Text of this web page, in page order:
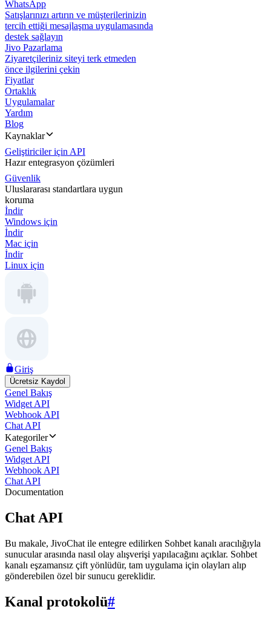
WhatsApp
Satışlarınızı artırın ve müşterilerinizin
tercih ettiği mesajlaşma uygulamasında
destek sağlayın
Jivo Pazarlama
Ziyaretçileriniz siteyi terk etmeden
önce ilgilerini çekin
Fiyatlar
Ortaklık
Uygulamalar
Yardım
Blog
Kaynaklar
Geliştiriciler için API
Hazır entegrasyon çözümleri
Güvenlik
Uluslararası standartlara uygun
koruma
İndir
Windows için
İndir
Mac için
İndir
Linux için
Giriş
Ücretsiz Kaydol
Genel Bakış
Widget API
Webhook API
Chat API
Kategoriler
Genel Bakış
Widget API
Webhook API
Chat API
Documentation
Chat API
Bu makale, JivoChat ile entegre edilirken Sohbet kanalı aracılığıyla
sunucular arasında nasıl olay alışverişi yapılacağını açıklar. Sohbet
kanalı eşzamansız çift yönlüdür, tam uygulama için olayları alıp
gönderebilen özel bir sunucu gereklidir.
Kanal protokolü#